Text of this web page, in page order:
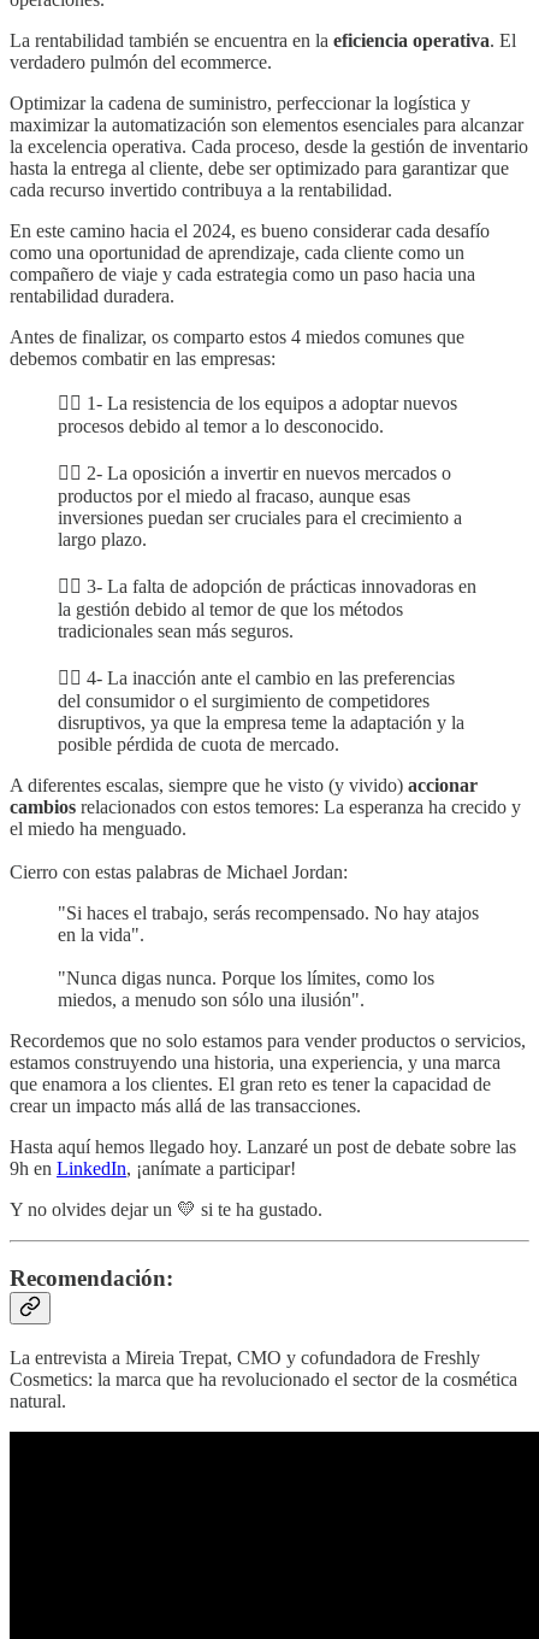
La rentabilidad también se encuentra en la eficiencia operativa. El
verdadero pulmón del ecommerce.
Optimizar la cadena de suministro, perfeccionar la logística y
maximizar la automatización son elementos esenciales para alcanzar
la excelencia operativa. Cada proceso, desde la gestión de inventario
hasta la entrega al cliente, debe ser optimizado para garantizar que
cada recurso invertido contribuya a la rentabilidad.
En este camino hacia el 2024, es bueno considerar cada desafío
como una oportunidad de aprendizaje, cada cliente como un
compañero de viaje y cada estrategia como un paso hacia una
rentabilidad duradera.
Antes de finalizar, os comparto estos 4 miedos comunes que
debemos combatir en las empresas:
👉🏻 1- La resistencia de los equipos a adoptar nuevos
procesos debido al temor a lo desconocido.
👉🏻 2- La oposición a invertir en nuevos mercados o
productos por el miedo al fracaso, aunque esas
inversiones puedan ser cruciales para el crecimiento a
largo plazo.
👉🏻 3- La falta de adopción de prácticas innovadoras en
la gestión debido al temor de que los métodos
tradicionales sean más seguros.
👉🏻 4- La inacción ante el cambio en las preferencias
del consumidor o el surgimiento de competidores
disruptivos, ya que la empresa teme la adaptación y la
posible pérdida de cuota de mercado.
A diferentes escalas, siempre que he visto (y vivido) accionar
cambios relacionados con estos temores: La esperanza ha crecido y
el miedo ha menguado.
Cierro con estas palabras de Michael Jordan:
"Si haces el trabajo, serás recompensado. No hay atajos
en la vida".
"Nunca digas nunca. Porque los límites, como los
miedos, a menudo son sólo una ilusión".
Recordemos que no solo estamos para vender productos o servicios,
estamos construyendo una historia, una experiencia, y una marca
que enamora a los clientes. El gran reto es tener la capacidad de
crear un impacto más allá de las transacciones.
Hasta aquí hemos llegado hoy. Lanzaré un post de debate sobre las
9h en LinkedIn, ¡anímate a participar!
Y no olvides dejar un 💛 si te ha gustado.
Recomendación:
La entrevista a Mireia Trepat, CMO y cofundadora de Freshly
Cosmetics: la marca que ha revolucionado el sector de la cosmética
natural.